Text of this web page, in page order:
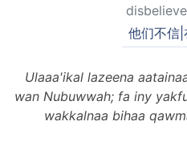
他们不信|
Ulaaa'ikal lazeena
wan Nubuwwah; fa iny
wakkalnaa bihaa